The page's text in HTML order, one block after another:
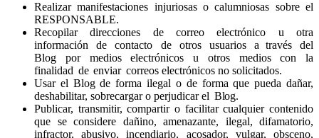
Realizar manifestaciones injuriosas o calumniosas sobre el
RESPONSABLE.
Recopilar
direcciones de correo electrónico u
otra
información
de contacto de otros usuarios a través
del
Blog
por medios electrónicos u otros medios con
la
finalidad de enviar correos electrónicos no solicitados.
Usar el Blog de forma ilegal o de forma que pueda dañar,
deshabilitar, sobrecargar o perjudicar el Blog.
Publicar, transmitir, compartir o facilitar cualquier contenido
que se considere dañino, amenazante, ilegal, difamatorio,
infractor, abusivo, incendiario, acosador, vulgar, obsceno,